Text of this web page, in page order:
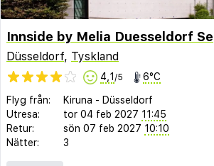
Düsseldorf, Tyskland
4,1 /5 6°C
Flyg från: Kiruna - Düsseldorf
Utresa:
tor 04 feb 2027 11:45
Retur:
sön 07 feb 2027 10:10
Nätter:
3